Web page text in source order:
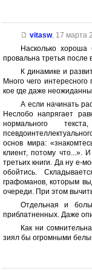
vitasw, 17 марта
Насколько хороша
провальна третья после
К динамике и
Много чего
кое где даже
А если начинать
Неслобо напрягает
нормального
основ мира:
клиент, потому что...».
третьих книги. Да ну е-
обойтись.
графоманов, которым
очереди. При этом
Отдельная и
приблатненных. Даже
Как ни
зиял бы огромными